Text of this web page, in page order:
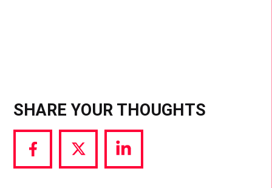
SHARE YOUR THOUGHTS
Share
via
Share
via
Share
via